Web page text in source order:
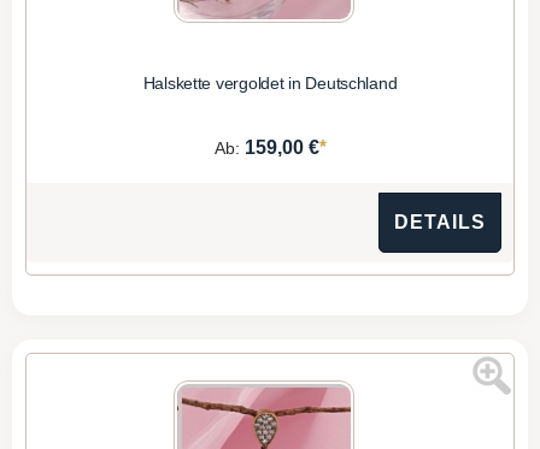
Halskette vergoldet in Deutschland
Ab: 159,00 €*
DETAILS